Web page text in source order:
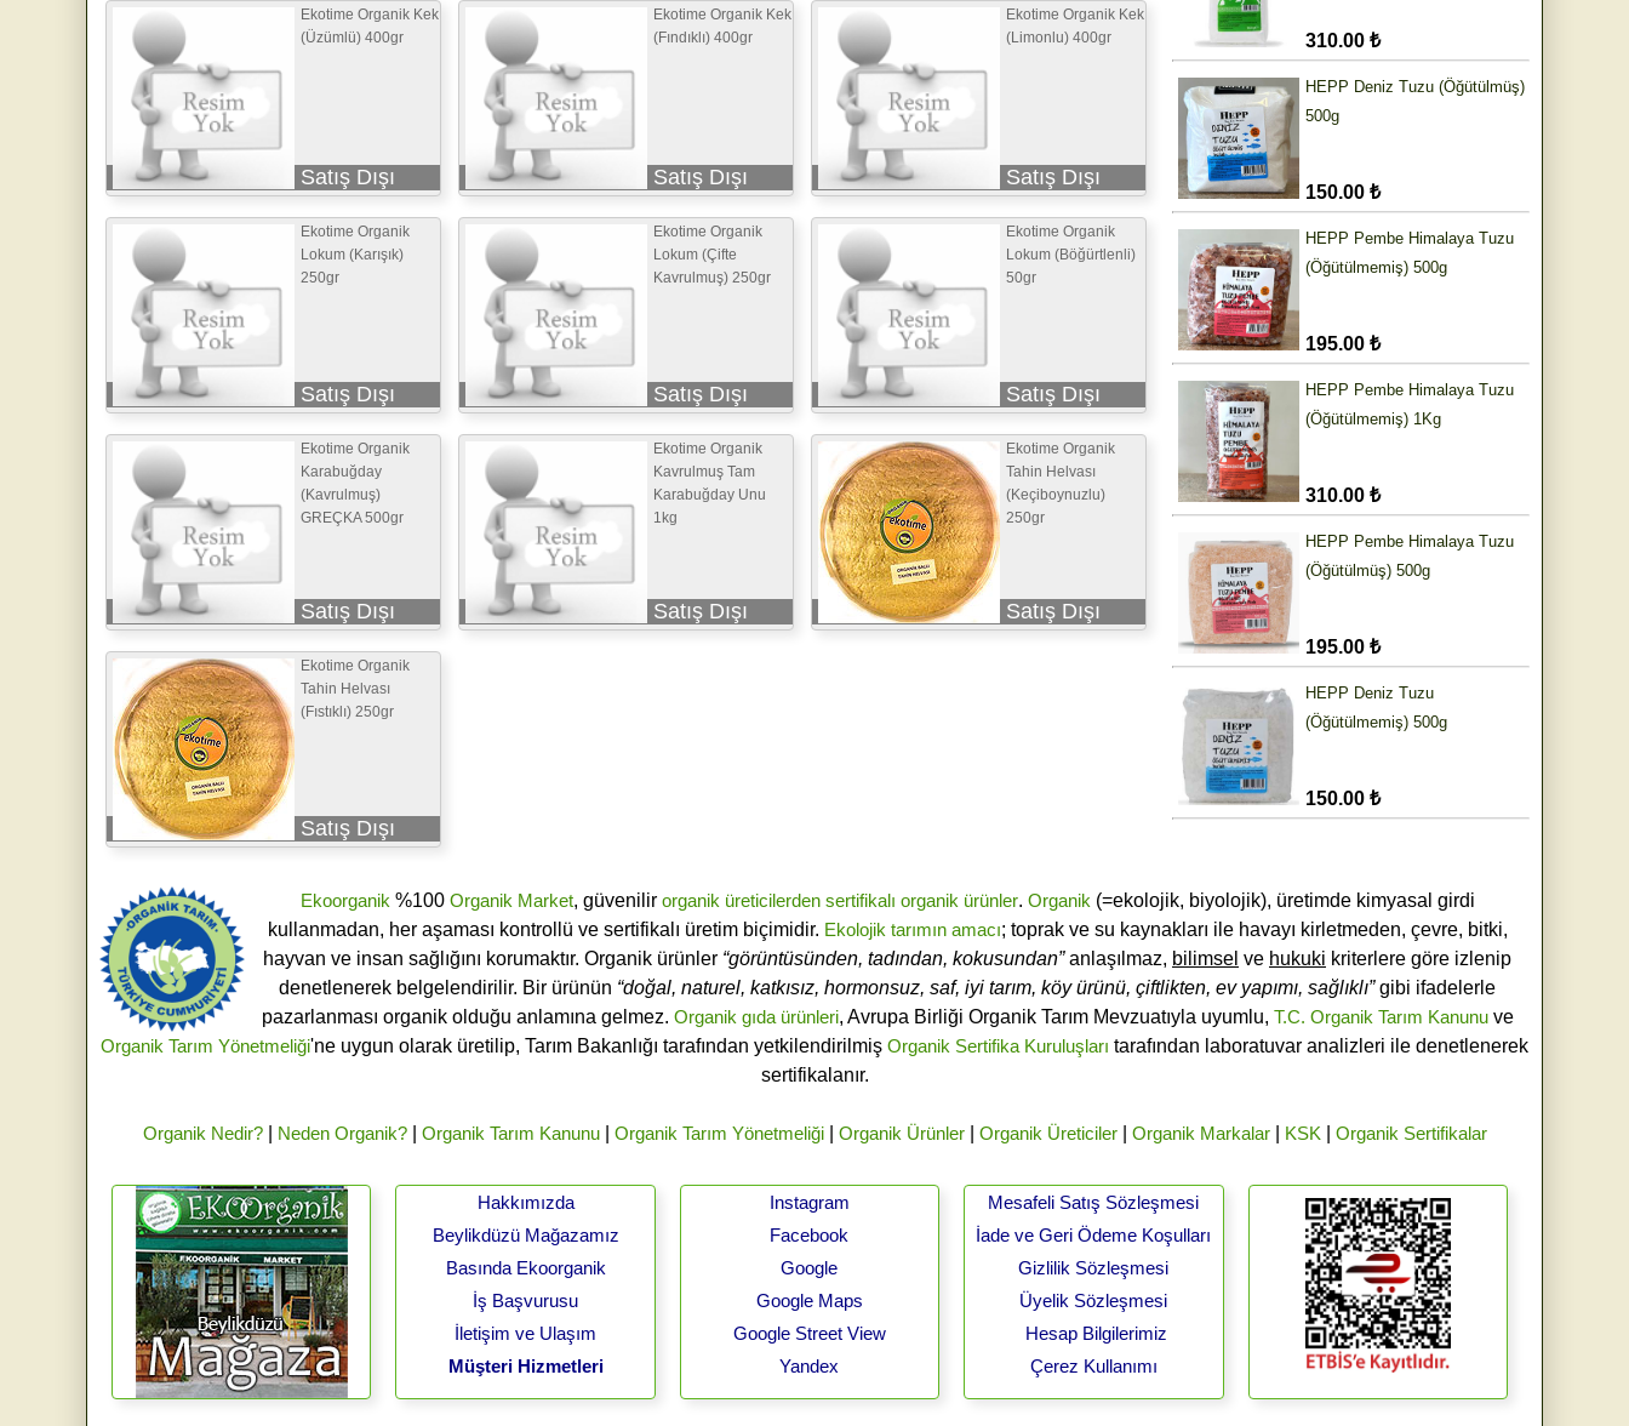
Ekotime Organik Kek
(Üzümlü) 400gr
Satış Dışı
Ekotime Organik Kek
(Fındıklı) 400gr
Satış Dışı
Ekotime Organik Kek
(Limonlu) 400gr
Satış Dışı
Ekotime Organik
Lokum (Karışık)
250gr
Satış Dışı
Ekotime Organik
Lokum (Çifte
Kavrulmuş) 250gr
Satış Dışı
Ekotime Organik
Lokum (Böğürtlenli)
50gr
Satış Dışı
Ekotime Organik
Karabuğday
(Kavrulmuş)
GREÇKA 500gr
Satış Dışı
Ekotime Organik
Kavrulmuş Tam
Karabuğday Unu
1kg
Satış Dışı
Ekotime Organik
Tahin Helvası
(Keçiboynuzlu)
250gr
Satış Dışı
Ekotime Organik
Tahin Helvası
(Fıstıklı) 250gr
Satış Dışı
310.00 ₺
HEPP Deniz Tuzu (Öğütülmüş)
500g
150.00 ₺
HEPP Pembe Himalaya Tuzu
(Öğütülmemiş) 500g
195.00 ₺
HEPP Pembe Himalaya Tuzu
(Öğütülmemiş) 1Kg
310.00 ₺
HEPP Pembe Himalaya Tuzu
(Öğütülmüş) 500g
195.00 ₺
HEPP Deniz Tuzu
(Öğütülmemiş) 500g
150.00 ₺
Ekoorganik %100 Organik Market, güvenilir organik üreticilerden sertifikalı organik ürünler. Organik (=ekolojik, biyolojik), üretimde kimyasal girdi
kullanmadan, her aşaması kontrollü ve sertifikalı üretim biçimidir. Ekolojik tarımın amacı; toprak ve su kaynakları ile havayı kirletmeden, çevre, bitki,
hayvan ve insan sağlığını korumaktır. Organik ürünler “görüntüsünden, tadından, kokusundan”anlaşılmaz, bilimsel ve hukuki kriterlere göre izlenip
denetlenerek belgelendirilir. Bir ürünün “doğal, naturel, katkısız, hormonsuz, saf, iyi tarım, köy ürünü, çiftlikten, ev yapımı, sağlıklı”gibi ifadelerle
pazarlanması organik olduğu anlamına gelmez. Organik gıda ürünleri, Avrupa Birliği Organik Tarım Mevzuatıyla uyumlu, T.C. Organik Tarım Kanunuve
Organik Tarım Yönetmeliği'ne uygun olarak üretilip, Tarım Bakanlığı tarafından yetkilendirilmiş Organik Sertifika Kuruluşları tarafından laboratuvar analizleri ile denetlenerek
sertifikalanır.
Organik Nedir?| Neden Organik?| Organik Tarım Kanunu| Organik Tarım Yönetmeliği| Organik Ürünler| Organik Üreticiler| Organik Markalar| KSK Organik Sertifikalar
Hakkımızda
Beylikdüzü Mağazamız
Basında Ekoorganik
İş Başvurusu
İletişim ve Ulaşım
Müşteri Hizmetleri
Instagram
Facebook
Google
Google Maps
Google Street View
Yandex
Mesafeli Satış Sözleşmesi
İade ve Geri Ödeme Koşulları
Gizlilik Sözleşmesi
Üyelik Sözleşmesi
Hesap Bilgilerimiz
Çerez Kullanımı